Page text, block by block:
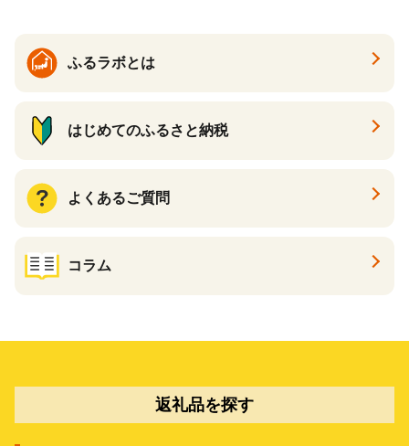
ふるラボとは
はじめてのふるさと納税
よくあるご質問
コラム
返礼品を探す